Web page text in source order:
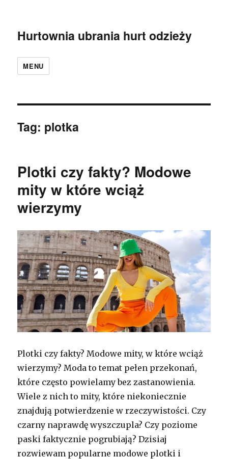
Hurtownia ubrania hurt odzieży
MENU
Tag: plotka
Plotki czy fakty? Modowe
mity w które wciąż
wierzymy
Plotki czy fakty? Modowe mity, w które wciąż
wierzymy? Moda to temat pełen przekonań,
które często powielamy bez zastanowienia.
Wiele z nich to mity, które niekoniecznie
znajdują potwierdzenie w rzeczywistości. Czy
czarny naprawdę wyszczupla? Czy poziome
paski faktycznie pogrubiają? Dzisiaj
rozwiewam popularne modowe plotki i